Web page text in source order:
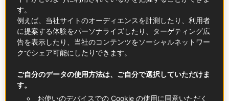
翻すために自ら行動を起こし、アンヴァリッド（廃兵
院）に侵入して武器を奪いました。
同じ日、群衆がバスティーユ牢獄も襲撃しました。当
時、この牢獄は国事犯の収容所として使われており、
ィーユ牢獄はルイ16世による圧制の象徴であり、社会
の不公正と不平等のシンボルでもあったのです。
す。
例えば、当社サイトのオーディエンスを計測したり、利用者
に提案する体験をパーソナライズしたり、ターゲティング広
告を表示したり、当社のコンテンツをソーシャルネットワー
クでシェア可能にしたりできます。
ご自分のデータの使用方法は、ご自分で選択していただけま
す。
お使いのデバイスでの Cookie の使用に同意いただく